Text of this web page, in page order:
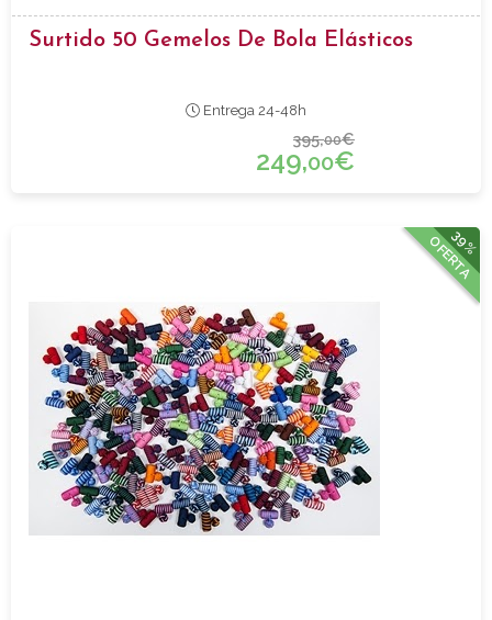
Surtido 50 Gemelos De Bola Elásticos
Entrega 24-48h
395,00€
249,00€
39%
OFERTA